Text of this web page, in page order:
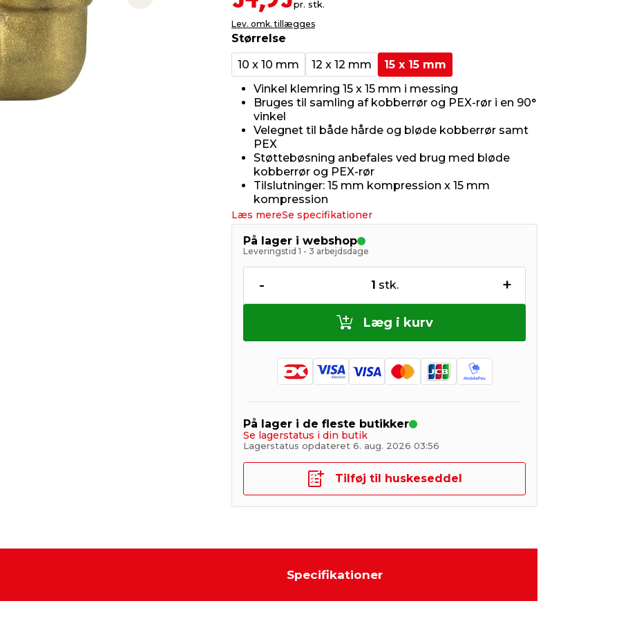
Next slide pr. stk.
Lev. omk. tillægges
Størrelse
10 x 10 mm
12 x 12 mm
15 x 15 mm
Vinkel klemring 15 x 15 mm i messing
Bruges til samling af kobberrør og PEX-rør i en 90°
vinkel
Velegnet til både hårde og bløde kobberrør samt
PEX
Støttebøsning anbefales ved brug med bløde
kobberrør og PEX-rør
Tilslutninger: 15 mm kompression x 15 mm
kompression
Læs mereSe specifikationer
På lager i webshop
Leveringstid 1 - 3 arbejdsdage
- 1 stk. +
Læg i kurv
På lager i de fleste butikker
Se lagerstatus i din butik
Lagerstatus opdateret 6. aug. 2026 03:56
Tilføj til huskeseddel
Specifikationer